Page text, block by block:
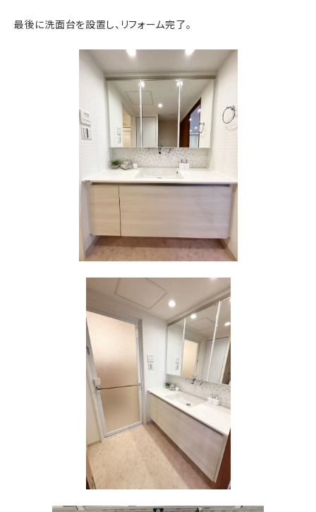
最後に洗面台を設置し、リフォーム完了。